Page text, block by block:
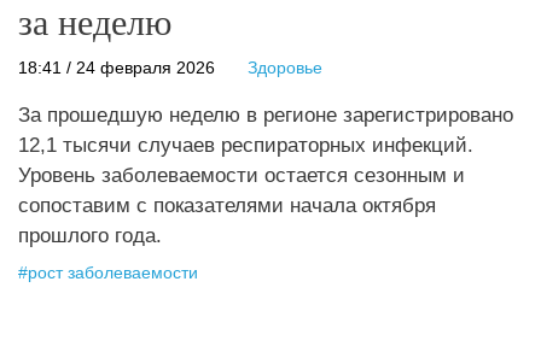
за неделю
18:41 / 24 февраля 2026 Здоровье
За прошедшую неделю в регионе зарегистрировано
12,1 тысячи случаев респираторных инфекций.
Уровень заболеваемости остается сезонным и
сопоставим с показателями начала октября
прошлого года.
#рост заболеваемости